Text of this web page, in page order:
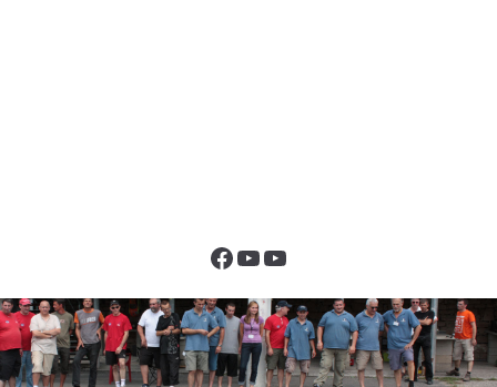
Facebook
YouTube
YouTube